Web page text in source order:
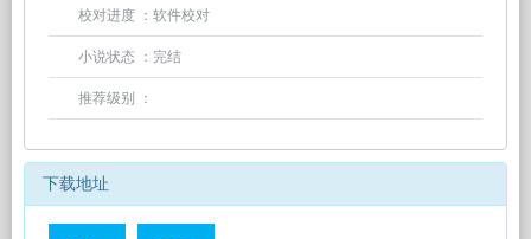
校对进度 ：软件校对
小说状态 ：完结
推荐级别 ：
下载地址